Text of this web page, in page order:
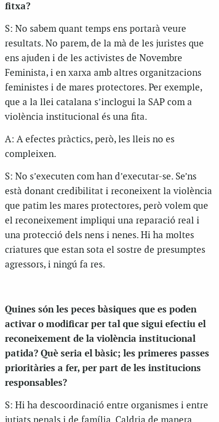
fitxa?
S: No sabem quant temps ens portarà veure
resultats. No parem, de la mà de les juristes que
ens ajuden i de les activistes de Novembre
Feminista, i en xarxa amb altres organitzacions
feministes i de mares protectores. Per exemple,
que a la llei catalana s’inclogui la SAP com a
violència institucional és una fita.
A: A efectes pràctics, però, les lleis no es
compleixen.
S: No s’executen com han d’executar-se. Se’ns
està donant credibilitat i reconeixent la violència
que patim les mares protectores, però volem que
el reconeixement impliqui una reparació real i
una protecció dels nens i nenes. Hi ha moltes
criatures que estan sota el sostre de presumptes
agressors, i ningú fa res.
Quines són les peces bàsiques que es poden
activar o modificar per tal que sigui efectiu el
reconeixement de la violència institucional
patida? Què seria el bàsic; les primeres passes
prioritàries a fer, per part de les institucions
responsables?
S: Hi ha descoordinació entre organismes i entre